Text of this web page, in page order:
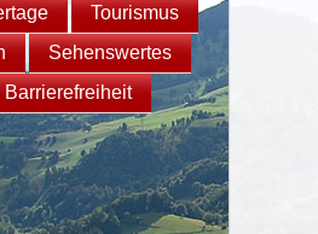
Tourismus
Sehenswertes